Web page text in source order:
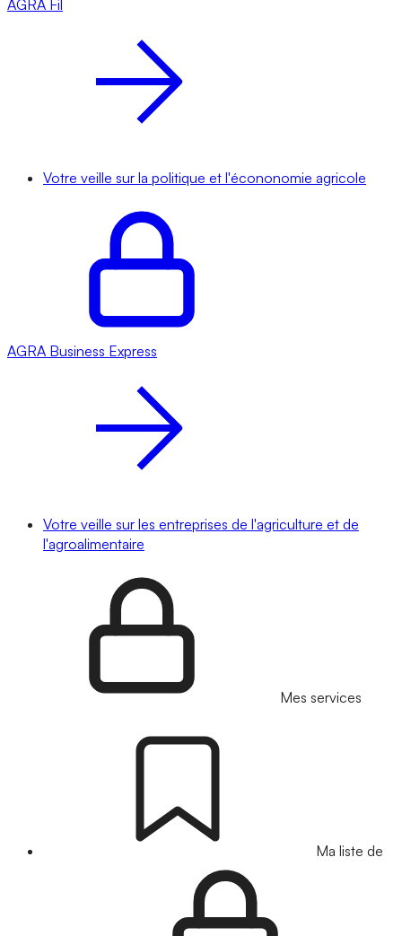
AGRA Fil
Votre veille sur la politique et l'écononomie agricole
AGRA Business Express
Votre veille sur les entreprises de l'agriculture et de
l'agroalimentaire
Mes services
Ma liste de